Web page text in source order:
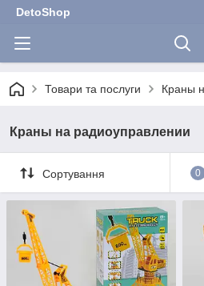
DetoShop
Товари та послуги Краны
Краны на радиоуправлении
Сортування 0